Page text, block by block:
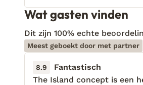
Wat gasten vinden
Dit zijn 100% echte
Meest geboekt door met partner
8.9 Fantastisch
The Island concept is een
The Island concept is een